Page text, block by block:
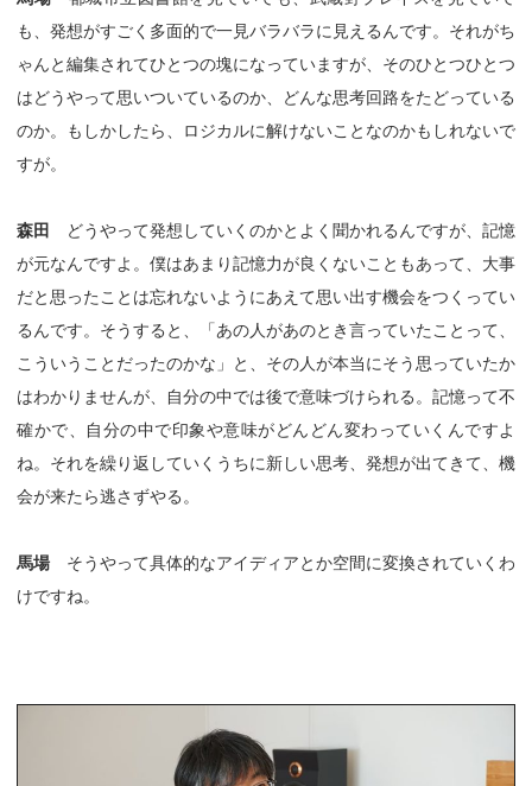
も、発想がすごく多面的で一見バラバラに見えるんです。それがち
ゃんと編集されてひとつの塊になっていますが、そのひとつひとつ
はどうやって思いついているのか、どんな思考回路をたどっている
のか。もしかしたら、ロジカルに解けないことなのかもしれないで
すが。
森田
どうやって発想していくのかとよく聞かれるんですが、記憶
が元なんですよ。僕はあまり記憶力が良くないこともあって、大事
だと思ったことは忘れないようにあえて思い出す機会をつくってい
るんです。そうすると、「あの人があのとき言っていたことって、
こういうことだったのかな」と、その人が本当にそう思っていたか
はわかりませんが、自分の中では後で意味づけられる。記憶って不
確かで、自分の中で印象や意味がどんどん変わっていくんですよ
ね。それを繰り返していくうちに新しい思考、発想が出てきて、機
会が来たら逃さずやる。
馬場そうやって具体的なアイディアとか空間に変換されていくわ
けですね。